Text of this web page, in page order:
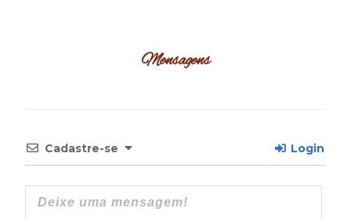
Mensagens
Cadastre-se Login